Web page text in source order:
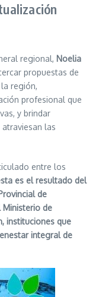
regional, Noelia
propuestas de
región,
profesional que
y brindar
las
entre los
es el resultado del
de
Ministerio de
instituciones que
integral de